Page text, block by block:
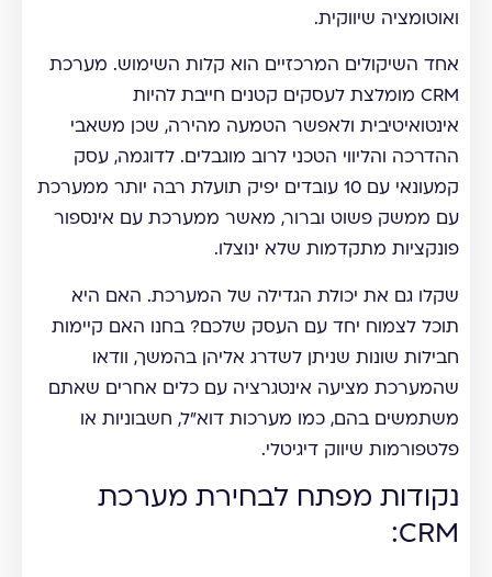
ואוטומציה שיווקית.
אחד השיקולים המרכזיים הוא קלות השימוש. מערכת
CRM מומלצת לעסקים קטנים חייבת להיות
אינטואיטיבית ולאפשר הטמעה מהירה, שכן משאבי
ההדרכה והליווי הטכני לרוב מוגבלים. לדוגמה, עסק
קמעונאי עם 10 עובדים יפיק תועלת רבה יותר ממערכת
עם ממשק פשוט וברור, מאשר ממערכת עם אינספור
פונקציות מתקדמות שלא ינוצלו.
שקלו גם את יכולת הגדילה של המערכת. האם היא
תוכל לצמוח יחד עם העסק שלכם? בחנו האם קיימות
חבילות שונות שניתן לשדרג אליהן בהמשך, וודאו
שהמערכת מציעה אינטגרציה עם כלים אחרים שאתם
משתמשים בהם, כמו מערכות דוא"ל, חשבוניות או
פלטפורמות שיווק דיגיטלי.
נקודות מפתח לבחירת מערכת
CRM: